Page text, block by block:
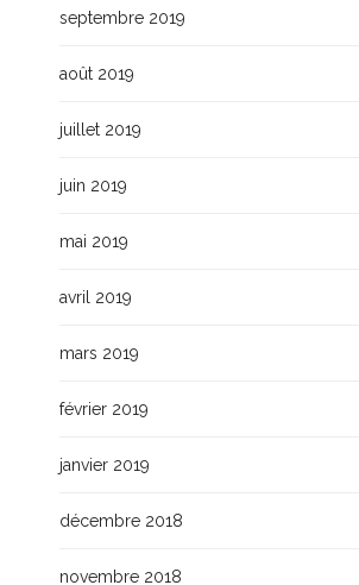
septembre 2019
août 2019
juillet 2019
juin 2019
mai 2019
avril 2019
mars 2019
février 2019
janvier 2019
décembre 2018
novembre 2018